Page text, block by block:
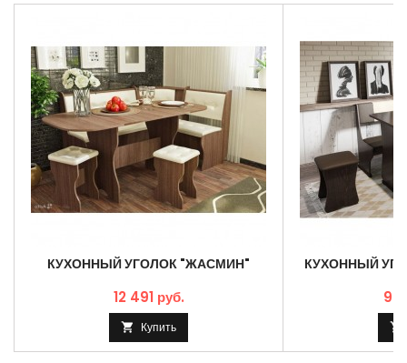
КУХОННЫЙ УГОЛОК "ЖАСМИН"
12 491 руб.
 Купить
КУХОННЫЙ
9
